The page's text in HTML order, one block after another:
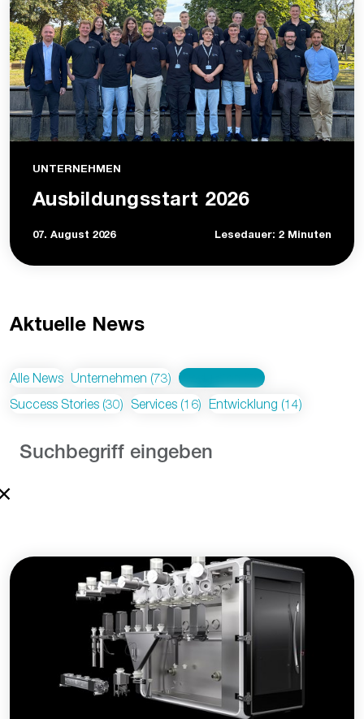
UNTERNEHMEN
Ausbildungsstart 2026
07. August 2026 Lesedauer: 2 Minuten
Aktuelle News
Alle News Unternehmen (73) Produktion
(39)
Success Stories (30) Services (16) Entwicklung (14)